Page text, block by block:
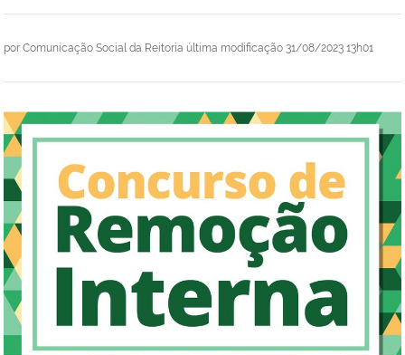
por Comunicação Social da Reitoria última modificação 31/08/2023 13h01